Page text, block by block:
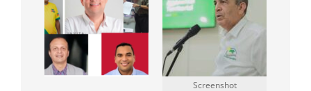
Screenshot